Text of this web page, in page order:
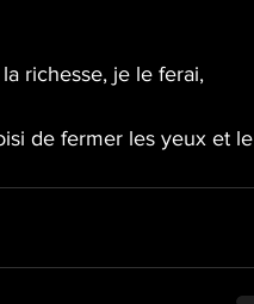
richesse, je le ferai,
de fermer les yeux et le